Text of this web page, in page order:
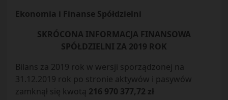
Ekonomia i Finanse Spółdzielni
SKRÓCONA INFORMACJA FINANSOWA
SPÓŁDZIELNI ZA 2019 ROK
Bilans za 2019 rok w wersji sporządzonej na
31.12.2019 rok po stronie aktywów i pasywów
zamknął się kwotą 216 970 377,72 zł